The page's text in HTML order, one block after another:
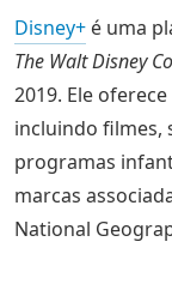
Disney+ é uma
The Walt Disney
2019. Ele
incluindo filmes,
programas
marcas
National